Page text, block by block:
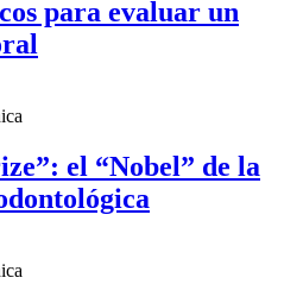
para evaluar un
el “Nobel” de la